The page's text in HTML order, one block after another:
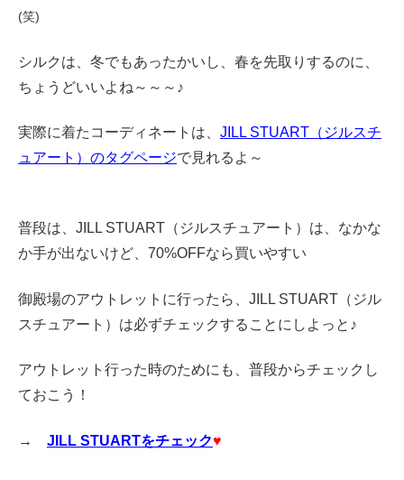
(笑)
シルクは、冬でもあったかいし、春を先取りするのに、
ちょうどいいよね～～～♪
実際に着たコーディネートは、 JILL STUART（ジルスチ
ュアート）のタグページで見れるよ～
普段は、JILL STUART（ジルスチュアート）は、なかな
か手が出ないけど、70%OFFなら買いやすい
御殿場のアウトレットに行ったら、JILL STUART（ジル
スチュアート）は必ずチェックすることにしよっと♪
アウトレット行った時のためにも、普段からチェックし
ておこう！
→ JILL STUARTをチェック♥